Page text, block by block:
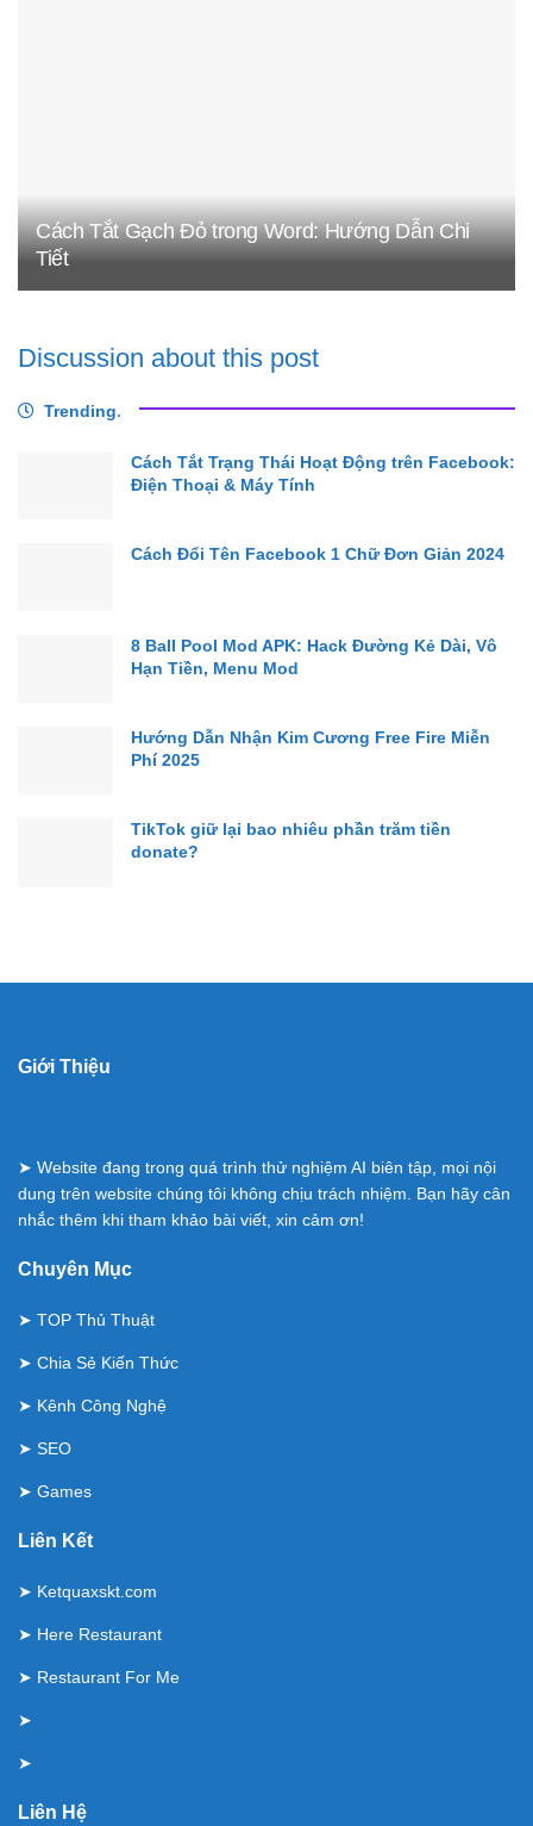
Cách Tắt Gạch Đỏ trong Word: Hướng Dẫn Chi
Tiết
Discussion about this post
Trending.
Cách Tắt Trạng Thái Hoạt Động trên Facebook:
Điện Thoại & Máy Tính
Cách Đổi Tên Facebook 1 Chữ Đơn Giản 2024
8 Ball Pool Mod APK: Hack Đường Kẻ Dài, Vô
Hạn Tiền, Menu Mod
Hướng Dẫn Nhận Kim Cương Free Fire Miễn
Phí 2025
TikTok giữ lại bao nhiêu phần trăm tiền
donate?
Giới Thiệu
➤ Website đang trong quá trình thử nghiệm AI biên tập, mọi nội
dung trên website chúng tôi không chịu trách nhiệm. Bạn hãy cân
nhắc thêm khi tham khảo bài viết, xin cảm ơn!
Chuyên Mục
➤ TOP Thủ Thuật
➤ Chia Sẻ Kiến Thức
➤ Kênh Công Nghệ
➤ SEO
➤ Games
Liên Kết
➤ Ketquaxskt.com
➤ Here Restaurant
➤ Restaurant For Me
➤
➤
Liên Hệ